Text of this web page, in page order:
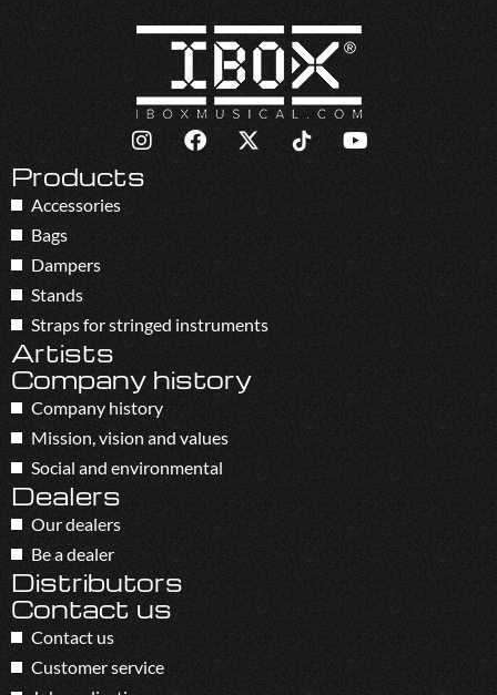
Products
Accessories
Bags
Dampers
Stands
Straps for stringed instruments
Artists
Company history
Company history
Mission, vision and values
Social and environmental
Dealers
Our dealers
Be a dealer
Distributors
Contact us
Contact us
Customer service